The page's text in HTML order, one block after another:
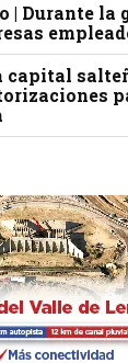
| Durante la
capital